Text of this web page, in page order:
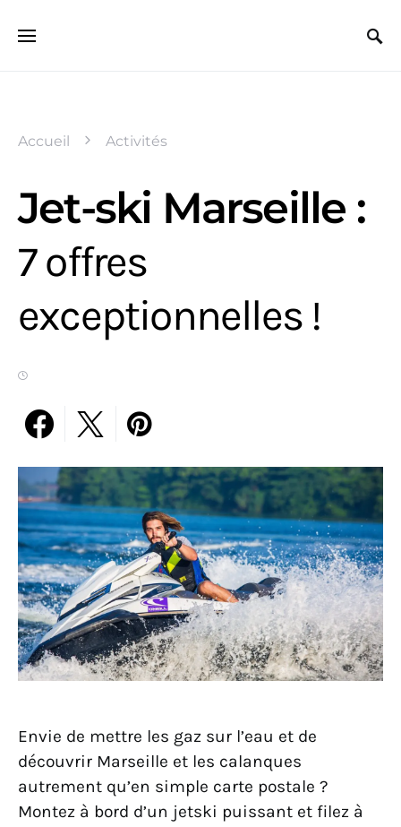
Accueil Activités
Jet-ski Marseille :
7 offres
exceptionnelles !
Envie de mettre les gaz sur l’eau et de
découvrir Marseille et les calanques
autrement qu’en simple carte postale ?
Montez à bord d’un jetski puissant et filez à